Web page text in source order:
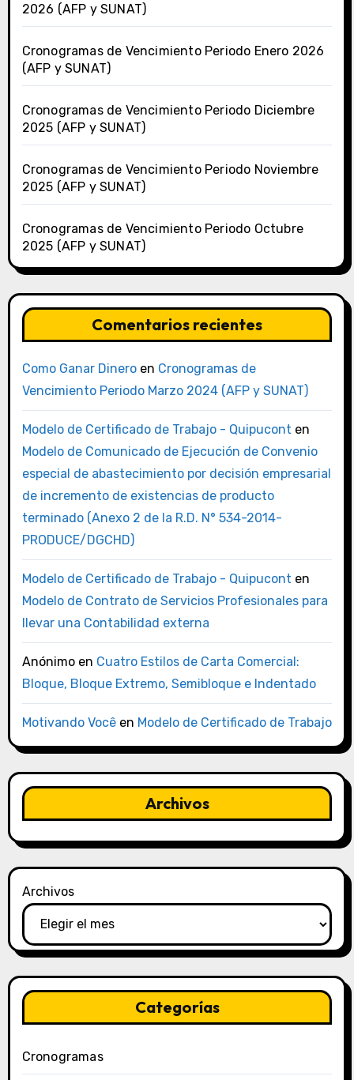
2026 (AFP y SUNAT)
Cronogramas de Vencimiento Periodo Enero 2026
(AFP y SUNAT)
Cronogramas de Vencimiento Periodo Diciembre
2025 (AFP y SUNAT)
Cronogramas de Vencimiento Periodo Noviembre
2025 (AFP y SUNAT)
Cronogramas de Vencimiento Periodo Octubre
2025 (AFP y SUNAT)
Comentarios recientes
Como Ganar Dineroen Cronogramas de
Vencimiento Periodo Marzo 2024 (AFP y SUNAT)
Modelo de Certificado de Trabajo - Quipucont en
Modelo de Comunicado de Ejecución de Convenio
especial de abastecimiento por decisión empresarial
de incremento de existencias de producto
terminado (Anexo 2 de la R.D. N° 534-2014-
PRODUCE/DGCHD)
Modelo de Certificado de Trabajo - Quipucont en
Modelo de Contrato de Servicios Profesionales para
llevar una Contabilidad externa
Anónimoen Cuatro Estilos de Carta Comercial:
Bloque, Bloque Extremo, Semibloque e Indentado
Motivando Vocêen Modelo de Certificado de Trabajo
Archivos
Archivos
Categorías
Cronogramas